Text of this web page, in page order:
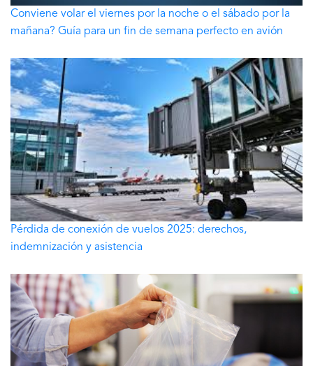
Conviene volar el viernes por la noche o el sábado por la
mañana? Guía para un fin de semana perfecto en avión
Pérdida de conexión de vuelos 2025: derechos,
indemnización y asistencia